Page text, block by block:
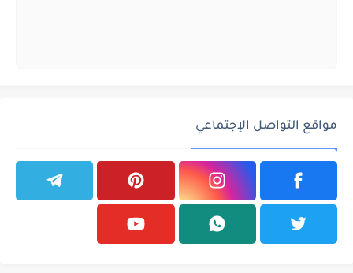
مواقع التواصل الإجتماعي